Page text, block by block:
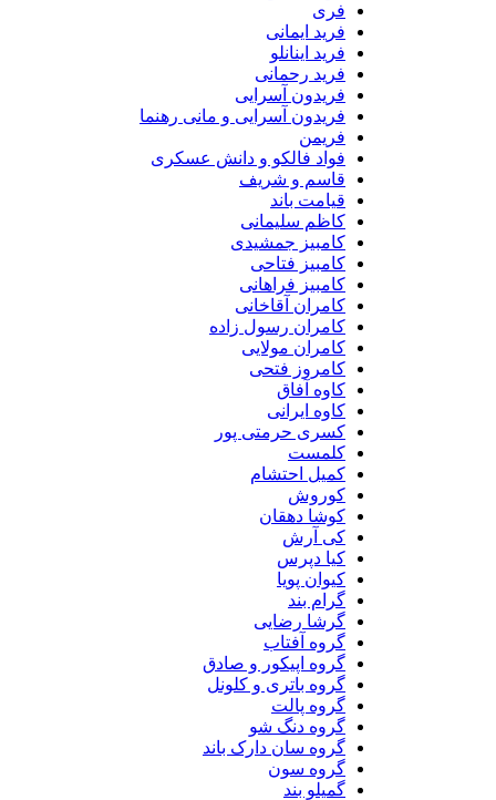
فرید ایمانی
فرید اینانلو
فرید رحمانی
فریدون آسرایی
فریدون آسرایی و مانی رهنما
فواد فالکو و دانش عسکری
قاسم و شریف
قیامت باند
کاظم سلیمانی
کامبیز جمشیدی
کامبیز فتاحی
کامبیز فراهانی
کامران آقاخانی
کامران رسول زاده
کامران مولایی
کامروز فتحی
کاوه آفاق
کاوه ایرانی
کسری حرمتی پور
کلمست
کمیل احتشام
کوروش
کوشا دهقان
کی آرش
کیا دپرس
کیوان پویا
گرام بند
گرشا رضایی
گروه آفتاب
گروه اپیکور و صادق
گروه باتری و کلونل
گروه پالت
گروه دنگ شو
گروه سان دارک باند
گروه سون
گمیلو بند